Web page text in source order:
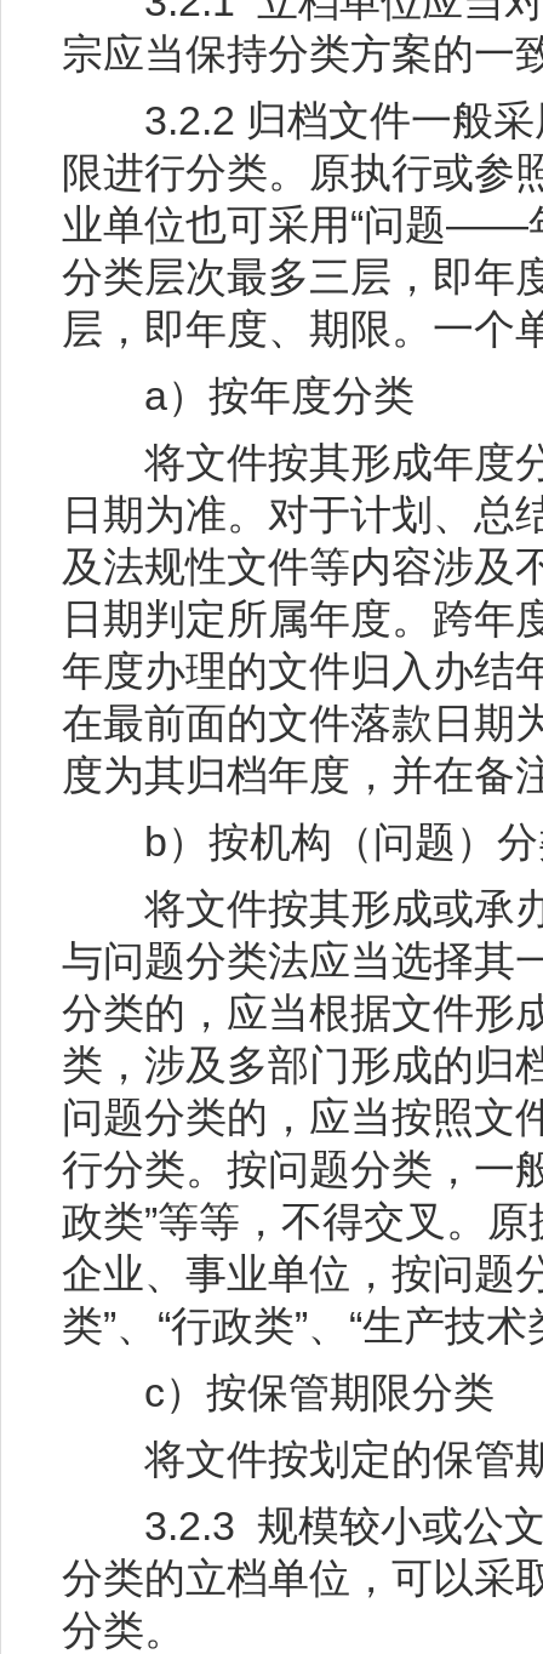
宗应当保持分类方案的一
3.2.2 归档文件一般采
限进行分类。原执行或参
业单位也可采用“问题
分类层次最多三层，即年
层，即年度、期限。一个
a）按年度分类
将文件按其形成年度分
日期为准。对于计划、总
及法规性文件等内容涉及
日期判定所属年度。跨年
年度办理的文件归入办结
在最前面的文件落款日期
度为其归档年度，并在备
b）按机构（问题）分
将文件按其形成或承办
与问题分类法应当选择其
分类的，应当根据文件形
类，涉及多部门形成的归
问题分类的，应当按照文
行分类。按问题分类，一
政类”等等，不得交叉。
企业、事业单位，按问题
类”、“行政类”、“生产技
c）按保管期限分类
将文件按划定的保管
3.2.3 规模较小或公文
分类的立档单位，可以采
分类。